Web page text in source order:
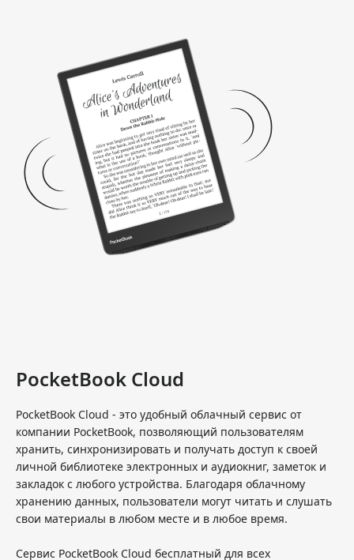
PocketBook Cloud
PocketBook Cloud - это удобный облачный сервис от
компании PocketBook, позволяющий пользователям
хранить, синхронизировать и получать доступ к своей
личной библиотеке электронных и аудиокниг, заметок и
закладок с любого устройства. Благодаря облачному
хранению данных, пользователи могут читать и слушать
свои материалы в любом месте и в любое время.
Сервис PocketBook Cloud бесплатный для всех